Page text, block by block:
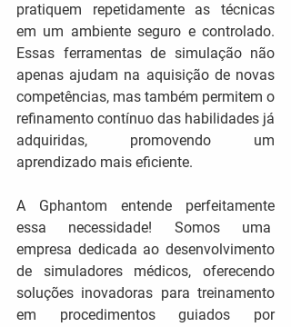
pratiquem repetidamente as técnicas
em um ambiente seguro e controlado.
Essas ferramentas de simulação não
apenas ajudam na aquisição de novas
competências, mas também permitem o
refinamento contínuo das habilidades já
adquiridas, promovendo um
aprendizado mais eficiente.
A Gphantom entende perfeitamente
essa necessidade! Somos uma
empresa dedicada ao desenvolvimento
de simuladores médicos, oferecendo
soluções inovadoras para treinamento
em procedimentos guiados por